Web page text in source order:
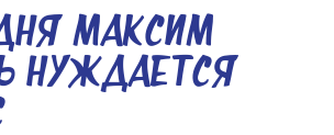
МАКСИМ
НУЖДАЕТСЯ